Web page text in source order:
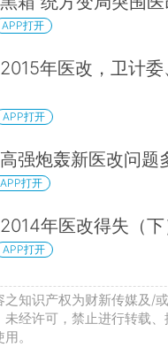
APP打开
2015年医改，卫计
APP打开
强炮轰新医改问题
APP打开
年医改得失（下
APP打开
之知识产权为财新传媒及/
经许可，禁止进行转载、
。